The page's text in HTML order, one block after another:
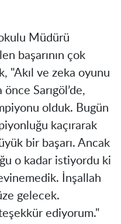
Müdürü
başarının çok
"Akıl ve zeka oyunu
Sarıgöl’de,
olduk. Bugün
kaçırarak
bir başarı. Ancak
o kadar istiyordu ki
İnşallah
gelecek.
ediyorum."